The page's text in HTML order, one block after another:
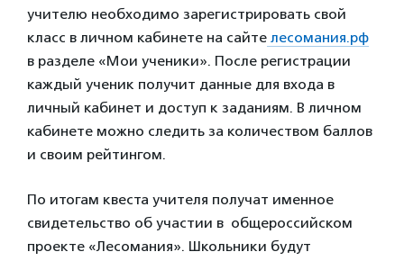
учителю необходимо зарегистрировать свой
класс в личном кабинете на сайте лесомания.рф
в разделе «Мои ученики». После регистрации
каждый ученик получит данные для входа в
личный кабинет и доступ к заданиям. В личном
кабинете можно следить за количеством баллов
и своим рейтингом.
По итогам квеста учителя получат именное
свидетельство об участии в общероссийском
проекте «Лесомания». Школьники будут